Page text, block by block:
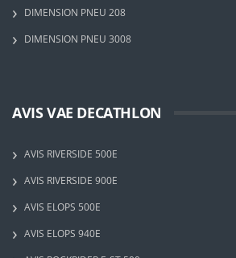
DIMENSION PNEU 208
DIMENSION PNEU 3008
AVIS VAE DECATHLON
AVIS RIVERSIDE 500E
AVIS RIVERSIDE 900E
AVIS ELOPS 500E
AVIS ELOPS 940E